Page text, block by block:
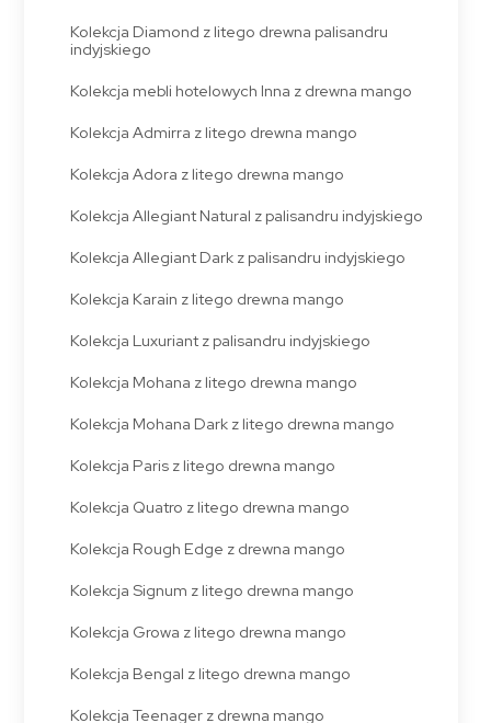
Kolekcja Diamond z litego drewna palisandru
indyjskiego
Kolekcja mebli hotelowych Inna z drewna mango
Kolekcja Admirra z litego drewna mango
Kolekcja Adora z litego drewna mango
Kolekcja Allegiant Natural z palisandru indyjskiego
Kolekcja Allegiant Dark z palisandru indyjskiego
Kolekcja Karain z litego drewna mango
Kolekcja Luxuriant z palisandru indyjskiego
Kolekcja Mohana z litego drewna mango
Kolekcja Mohana Dark z litego drewna mango
Kolekcja Paris z litego drewna mango
Kolekcja Quatro z litego drewna mango
Kolekcja Rough Edge z drewna mango
Kolekcja Signum z litego drewna mango
Kolekcja Growa z litego drewna mango
Kolekcja Bengal z litego drewna mango
Kolekcja Teenager z drewna mango